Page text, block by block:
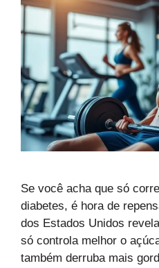
Se você acha que só
diabetes, é hora de
dos Estados Unidos
só controla melhor o
também derruba mais